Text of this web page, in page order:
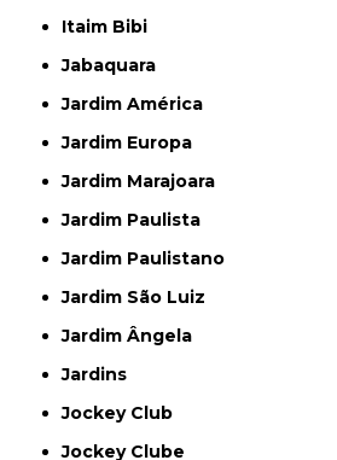
Itaim Bibi
Jabaquara
Jardim América
Jardim Europa
Jardim Marajoara
Jardim Paulista
Jardim Paulistano
Jardim São Luiz
Jardim Ângela
Jardins
Jockey Club
Jockey Clube